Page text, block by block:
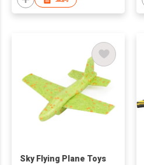
Sky Flying Plane Toys